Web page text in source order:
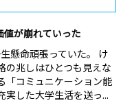
が崩れていった
懸命頑張っていた。 け
の兆しはひとつも見えな
「コミュニケーション能
実した大学生活を送っ...